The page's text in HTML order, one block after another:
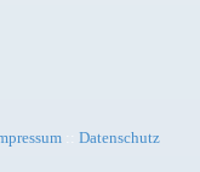
Datenschutz